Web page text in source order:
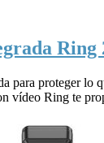
Ring
para proteger lo
vídeo Ring te